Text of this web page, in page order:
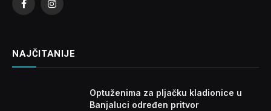
FacebookInstagram
NAJČITANIJE
Optuženima za pljačku kladionice u
Banjaluci određen pritvor